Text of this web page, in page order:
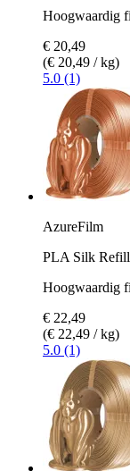
Hoogwaardig
€ 20,49
(€ 20,49 / kg)
5.0 (1)
AzureFilm
PLA Silk
Hoogwaardig
€ 22,49
(€ 22,49 / kg)
5.0 (1)